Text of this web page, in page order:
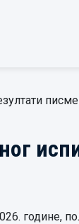
године,